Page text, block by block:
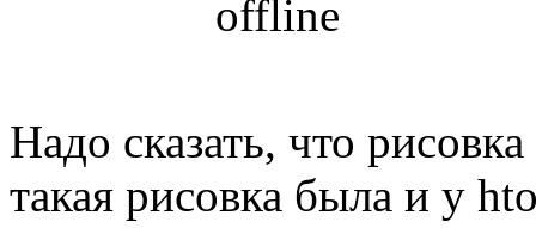
Надо сказать, что
такая рисовка была и у